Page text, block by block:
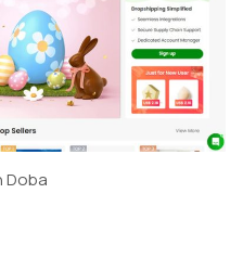
Doba